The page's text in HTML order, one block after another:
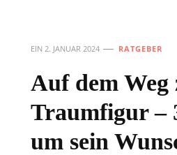
EIN 2. JANUAR 2024 RATGEBER
Auf dem Weg
Traumfigur –
um sein